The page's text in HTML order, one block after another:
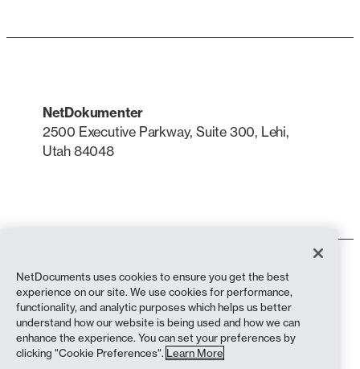
NetDokumenter
2500 Executive Parkway, Suite 300, Lehi,
Utah 84048
Personvernerklæring
Personvernerklæring (innbyggere i California)
Anti-slaveri-erklæring
Informasjonskapsler
Samsvar
NetDocuments uses cookies to ensure you get the best
experience on our site. We use cookies for performance,
functionality, and analytic purposes which helps us better
understand how our website is being used and how we can
enhance the experience. You can set your preferences by
clicking "Cookie Preferences". Learn More